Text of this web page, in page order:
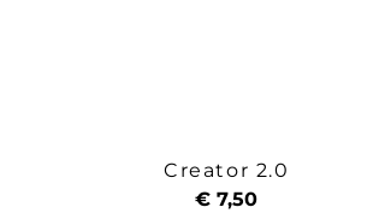
Creator 2.0
€ 7,50